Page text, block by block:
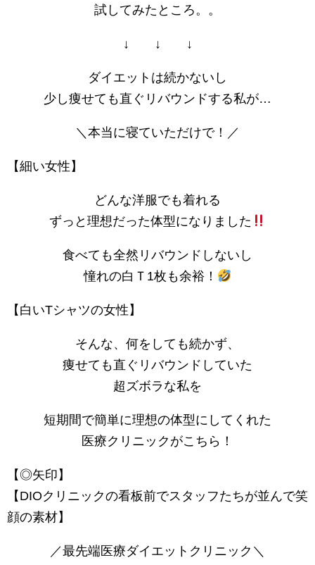
試してみたところ。。
↓ ↓ ↓
ダイエットは続かないし
少し痩せても直ぐリバウンドする私が…
＼本当に寝ていただけで！／
【細い女性】
どんな洋服でも着れる
ずっと理想だった体型になりました
食べても全然リバウンドしないし
憧れの白Ｔ1枚も余裕！
【白いTシャツの女性】
そんな、何をしても続かず、
痩せても直ぐリバウンドしていた
超ズボラな私を
短期間で簡単に理想の体型にしてくれた
医療クリニックがこちら！
【◎矢印】
【DIOクリニックの看板前でスタッフたちが並んで笑
顔の素材】
／最先端医療ダイエットクリニック＼